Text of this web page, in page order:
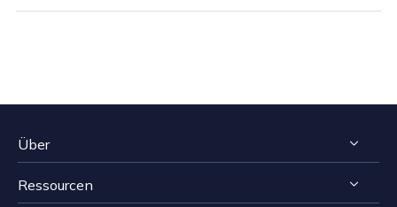
Über
Impressum
Ressourcen